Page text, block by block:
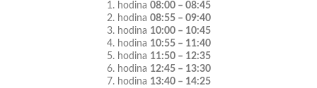
1. hodina 08:00 – 08:45
2. hodina 08:55 – 09:40
3. hodina 10:00 – 10:45
4. hodina 10:55 – 11:40
5. hodina 11:50 – 12:35
6. hodina 12:45 – 13:30
7. hodina 13:40 – 14:25